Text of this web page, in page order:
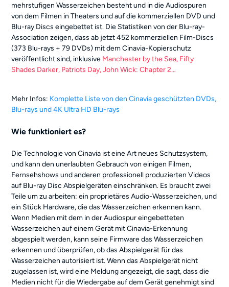
mehrstufigen Wasserzeichen besteht und in die Audiospuren
von dem Filmen in Theaters und auf die kommerziellen DVD und
Blu-ray Discs eingebettet ist. Die Statistiken von der Blu-ray-
Association zeigen, dass ab jetzt 452 kommerziellen Film-Discs
(373 Blu-rays + 79 DVDs) mit dem Cinavia-Kopierschutz
veröffentlicht sind, inklusive Manchester by the Sea, Fifty
Shades Darker, Patriots Day, John Wick: Chapter 2…
Mehr Infos: Komplette Liste von den Cinavia geschützten DVDs,
Blu-rays und 4K Ultra HD Blu-rays
Wie funktioniert es?
Die Technologie von Cinavia ist eine Art neues Schutzsystem,
und kann den unerlaubten Gebrauch von einigen Filmen,
Fernsehshows und anderen professionell produzierten Videos
auf Blu-ray Disc Abspielgeräten einschränken. Es braucht zwei
Teile um zu arbeiten: ein proprietäres Audio-Wasserzeichen, und
ein Stück Hardware, die das Wasserzeichen erkennen kann.
Wenn Medien mit dem in der Audiospur eingebetteten
Wasserzeichen auf einem Gerät mit Cinavia-Erkennung
abgespielt werden, kann seine Firmware das Wasserzeichen
erkennen und überprüfen, ob das Abspielgerät für das
Wasserzeichen autorisiert ist. Wenn das Abspielgerät nicht
zugelassen ist, wird eine Meldung angezeigt, die sagt, dass die
Medien nicht für die Wiedergabe auf dem Gerät genehmigt sind